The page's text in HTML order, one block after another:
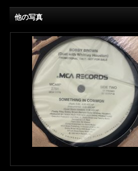
他の写真